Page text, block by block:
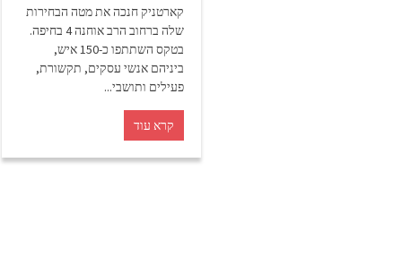
קארטניק חנכה את מטה הבחירות
שלה ברחוב הרב אוחנה 4 בחיפה.
בטקס השתתפו כ-150 איש,
ביניהם אנשי עסקים, תקשורת,
פעילים ותושבי...
קרא עוד